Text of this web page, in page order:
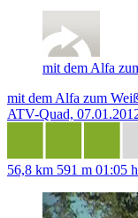
mit dem Alfa
mit dem Alfa zum
ATV-Quad,
56,8 km 591 m 01:05